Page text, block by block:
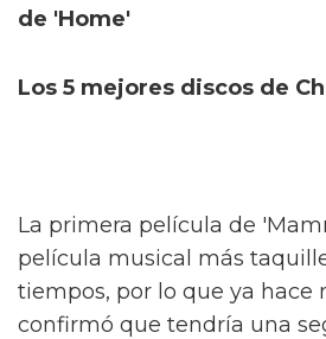
de 'Home'
Los 5 mejores discos de
La primera película de
película musical más
tiempos, por lo que ya hace
confirmó que tendría una